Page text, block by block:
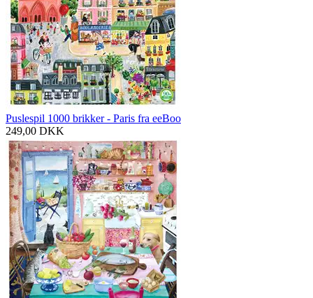
Puslespil 1000 brikker - Paris fra eeBoo
249,00 DKK